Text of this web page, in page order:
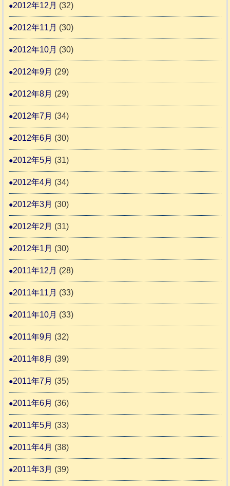
2012年12月 (32)
2012年11月 (30)
2012年10月 (30)
2012年9月 (29)
2012年8月 (29)
2012年7月 (34)
2012年6月 (30)
2012年5月 (31)
2012年4月 (34)
2012年3月 (30)
2012年2月 (31)
2012年1月 (30)
2011年12月 (28)
2011年11月 (33)
2011年10月 (33)
2011年9月 (32)
2011年8月 (39)
2011年7月 (35)
2011年6月 (36)
2011年5月 (33)
2011年4月 (38)
2011年3月 (39)